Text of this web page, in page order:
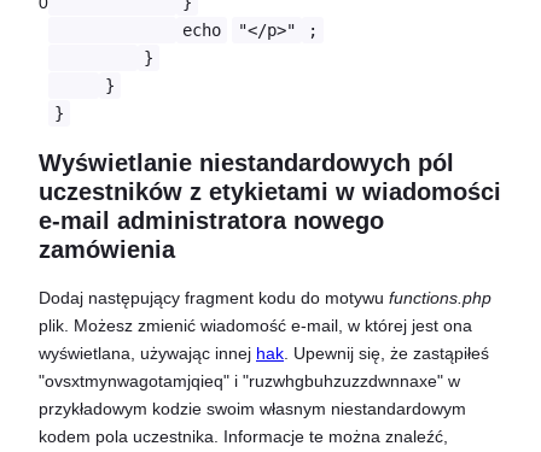
echo
"</p>"
;
}
}
}
Wyświetlanie niestandardowych pól
uczestników z etykietami w wiadomości
e-mail administratora nowego
zamówienia
Dodaj następujący fragment kodu do motywu functions.php
plik. Możesz zmienić wiadomość e-mail, w której jest ona
wyświetlana, używając innej hak . Upewnij się, że zastąpiłeś
"ovsxtmynwagotamjqieq" i "ruzwhgbuhzuzzdwnnaxe" w
przykładowym kodzie swoim własnym niestandardowym
kodem pola uczestnika. Informacje te można znaleźć,